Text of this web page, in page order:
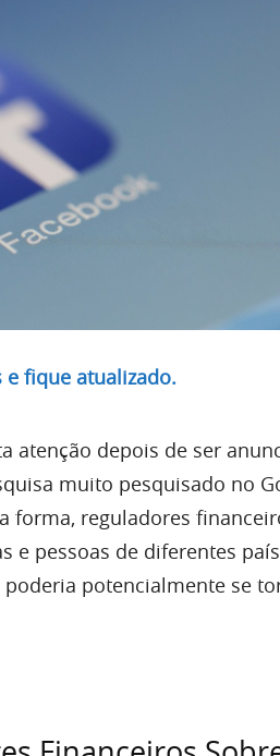
e fique atualizado.
atenção depois de ser
muito pesquisado no
forma, reguladores
e pessoas de diferentes
potencialmente se